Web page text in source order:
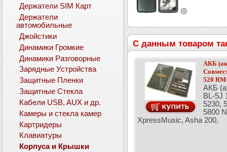
С данным товаром
АКБ
520
АКБ
BL-5J
5230,
5800
XpressMusic, Asha 200,
Держатели SIM Карт
Держатели
автомобильные
Джойстики
Динамики Громкие
Динамики Разговорные
Зарядные Устройства
Защитные Пленки
Защитные Стекла
Кабели USB, AUX и др.
Камеры и стекла камер
Картридеры
Клавиатуры
Корпуса и Крышки